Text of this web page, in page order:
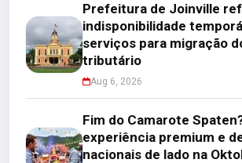
Prefeitura de Joinville
indisponibilidade
serviços para migração
tributário
Aug 6, 2026
Fim do Camarote
experiência premium e
nacionais de lado na